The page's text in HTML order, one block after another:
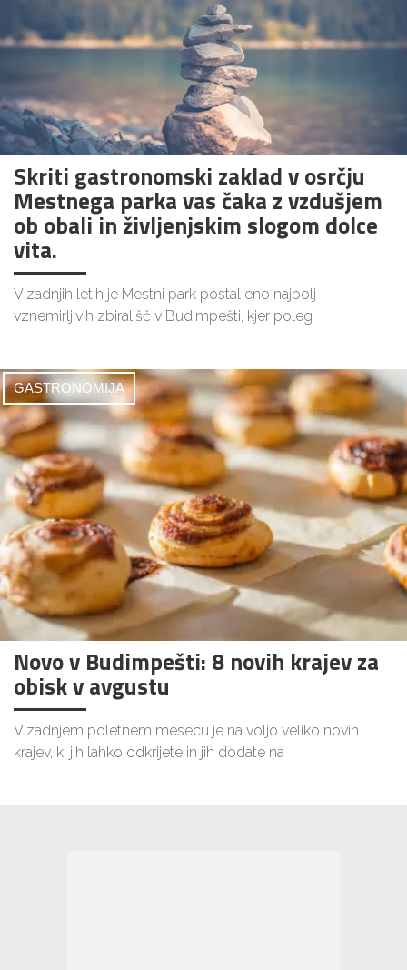
Skriti gastronomski zaklad v osrčju
Mestnega parka vas čaka z vzdušjem
ob obali in življenjskim slogom dolce
vita.
V zadnjih letih je Mestni park postal eno najbolj
vznemirljivih zbirališč v Budimpešti, kjer poleg
GASTRONOMIJA
Novo v Budimpešti: 8 novih krajev za
obisk v avgustu
V zadnjem poletnem mesecu je na voljo veliko novih
krajev, ki jih lahko odkrijete in jih dodate na